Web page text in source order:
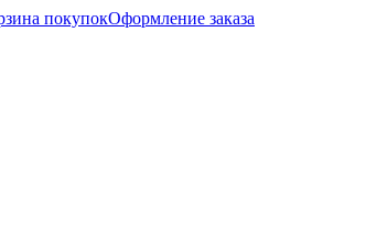
покупокОформление заказа